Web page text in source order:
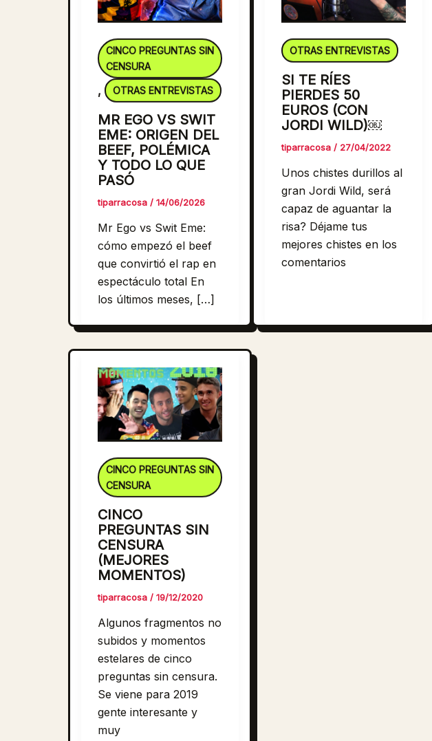
CINCO PREGUNTAS SIN
CENSURA
, OTRAS ENTREVISTAS
MR EGO VS SWIT
EME: ORIGEN DEL
BEEF, POLÉMICA
Y TODO LO QUE
PASÓ
tiparracosa / 14/06/2026
Mr Ego vs Swit Eme:
cómo empezó el beef
que convirtió el rap en
espectáculo total En
los últimos meses, […]
OTRAS ENTREVISTAS
SI TE RÍES
PIERDES 50
EUROS (CON
JORDI WILD)￼
tiparracosa / 27/04/2022
Unos chistes durillos al
gran Jordi Wild, será
capaz de aguantar la
risa? Déjame tus
mejores chistes en los
comentarios
CINCO PREGUNTAS SIN
CENSURA
CINCO
PREGUNTAS SIN
CENSURA
(MEJORES
MOMENTOS)
tiparracosa / 19/12/2020
Algunos fragmentos no
subidos y momentos
estelares de cinco
preguntas sin censura.
Se viene para 2019
gente interesante y
muy